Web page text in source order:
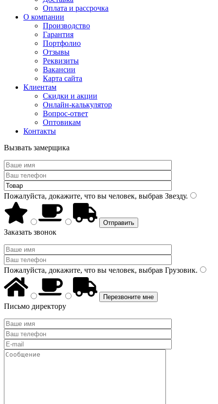
Оплата и рассрочка
О компании
Производство
Гарантия
Портфолио
Отзывы
Реквизиты
Вакансии
Карта сайта
Клиентам
Скидки и акции
Онлайн-калькулятор
Вопрос-ответ
Оптовикам
Контакты
Вызвать замерщика
Пожалуйста, докажите, что вы человек, выбрав Звезду.
Заказать звонок
Пожалуйста, докажите, что вы человек, выбрав Грузовик.
Письмо директору